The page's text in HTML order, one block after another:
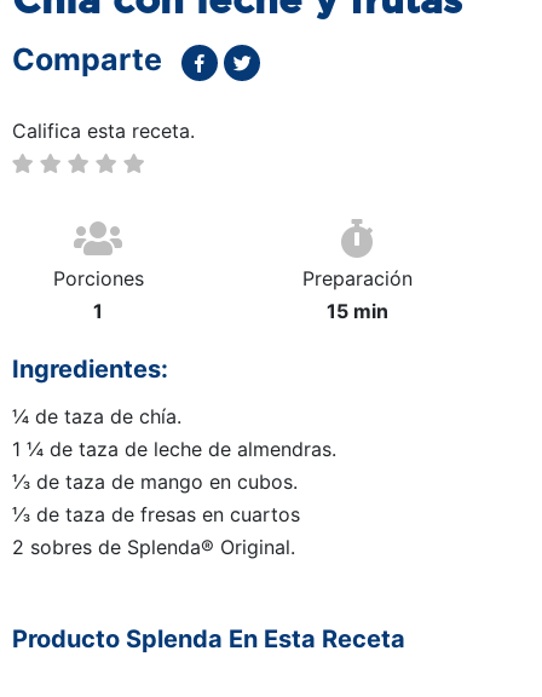
Comparte
Califica esta receta.
Porciones
1
Preparación
15 min
Ingredientes:
¼ de taza de chía.
1 ¼ de taza de leche de almendras.
⅓ de taza de mango en cubos.
⅓ de taza de fresas en cuartos
2 sobres de Splenda® Original.
Producto Splenda En Esta Receta